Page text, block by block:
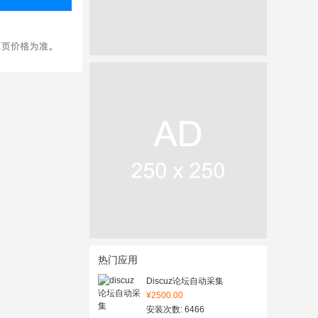
热门应用
Discuz论坛自动采集
¥2500.00
安装次数: 6466